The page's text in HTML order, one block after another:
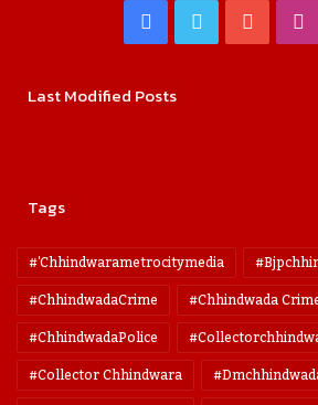
Facebook
Twitter
Last Modified Posts
Tags
#'chhindwarametrocitymedia
#ChhindwadaCrime
#Chhindwada
#ChhindwadaPolice
#collector Chhindwara